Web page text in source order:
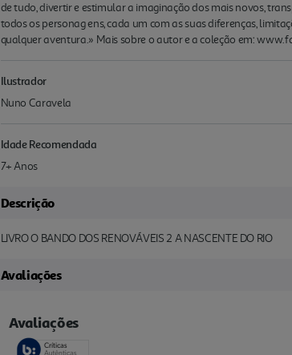
de tudo, divertir e estimular a imaginação dos mais novos,
todos os personag ens, cada um com as suas diferenças,
qualquer aventura.» Mais sobre o autor e a coleção em:
Ilustrador
Nuno Caravela
Idade Recomendada
7+ Anos
Descrição
LIVRO O BANDO DOS RENOVÁVEIS 2 A NASCENTE DO RIO
Avaliações